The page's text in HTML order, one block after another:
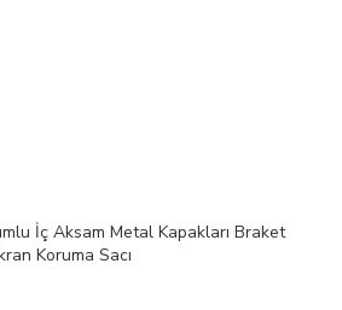
İç Aksam Metal Kapakları Braket
Koruma Sacı